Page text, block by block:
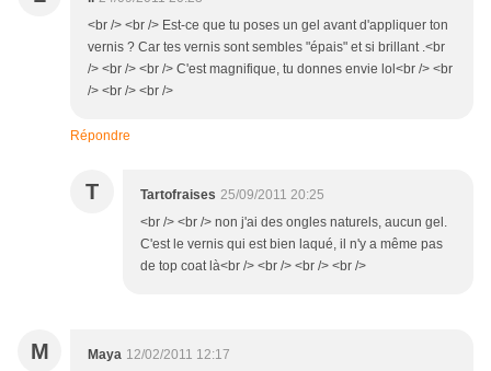
<br /> <br /> Est-ce que tu poses un gel avant d'appliquer ton
vernis ? Car tes vernis sont sembles "épais" et si brillant .<br
/> <br /> <br /> C'est magnifique, tu donnes envie lol<br /> <br
/> <br /> <br />
Répondre
T Tartofraises 25/09/2011 20:25
<br /> <br /> non j'ai des ongles naturels, aucun gel.
C'est le vernis qui est bien laqué, il n'y a même pas
de top coat là<br /> <br /> <br /> <br />
M Maya 12/02/2011 12:17